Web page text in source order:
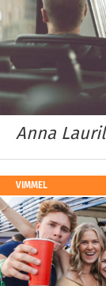
Anna
VIMMEL